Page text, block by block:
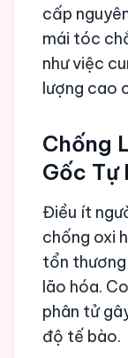
cấp
mái tóc
như việc
lượng cao
Chống
Gốc Tự
Điều ít
chống oxi
tổn
lão hóa.
phân tử
độ tế bào.